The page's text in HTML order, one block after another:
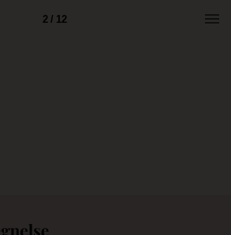
2 / 12